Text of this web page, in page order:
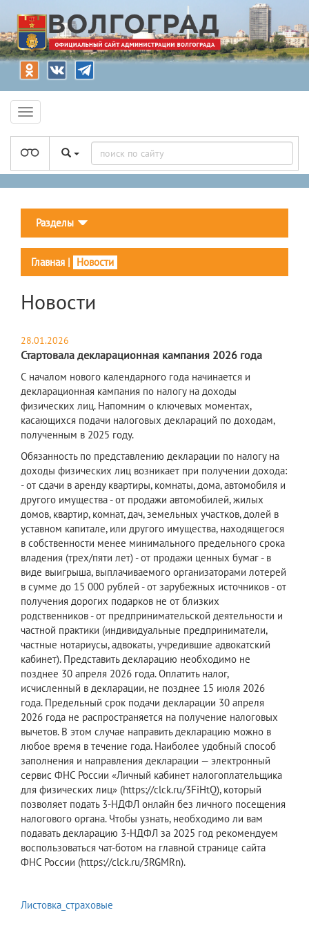
Разделы
Главная | Новости
Новости
28.01.2026
Стартовала декларационная кампания 2026 года
С началом нового календарного года начинается и
декларационная кампания по налогу на доходы
физических лиц. Напомним о ключевых моментах,
касающихся подачи налоговых деклараций по доходам,
полученным в 2025 году.
Обязанность по представлению декларации по налогу на
доходы физических лиц возникает при получении дохода:
- от сдачи в аренду квартиры, комнаты, дома, автомобиля и
другого имущества - от продажи автомобилей, жилых
домов, квартир, комнат, дач, земельных участков, долей в
уставном капитале, или другого имущества, находящегося
в собственности менее минимального предельного срока
владения (трех/пяти лет) - от продажи ценных бумаг - в
виде выигрыша, выплачиваемого организаторами лотерей
в сумме до 15 000 рублей - от зарубежных источников - от
получения дорогих подарков не от близких
родственников - от предпринимательской деятельности и
частной практики (индивидуальные предприниматели,
частные нотариусы, адвокаты, учредившие адвокатский
кабинет). Представить декларацию необходимо не
позднее 30 апреля 2026 года. Оплатить налог,
исчисленный в декларации, не позднее 15 июля 2026
года. Предельный срок подачи декларации 30 апреля
2026 года не распространяется на получение налоговых
вычетов. В этом случае направить декларацию можно в
любое время в течение года. Наиболее удобный способ
заполнения и направления декларации — электронный
сервис ФНС России «Личный кабинет налогоплательщика
для физических лиц» (https://clck.ru/3FiHtQ), который
позволяет подать 3-НДФЛ онлайн без личного посещения
налогового органа. Чтобы узнать, необходимо ли вам
подавать декларацию 3-НДФЛ за 2025 год рекомендуем
воспользоваться чат-ботом на главной странице сайта
ФНС России (https://clck.ru/3RGMRn).
Листовка_страховые